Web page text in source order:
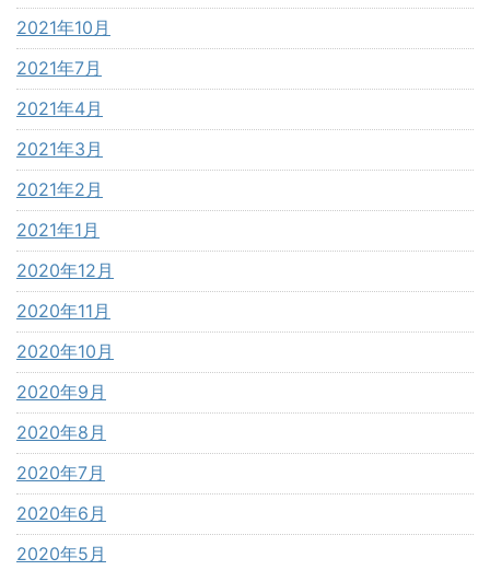
2021年10月
2021年7月
2021年4月
2021年3月
2021年2月
2021年1月
2020年12月
2020年11月
2020年10月
2020年9月
2020年8月
2020年7月
2020年6月
2020年5月